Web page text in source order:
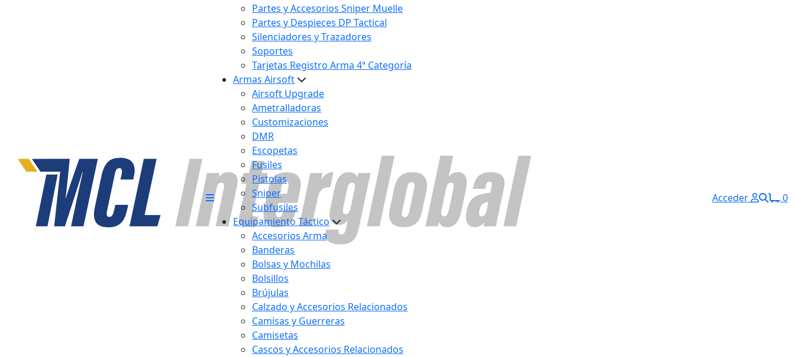
Partes y Accesorios Sniper Muelle
Partes y Despieces DP Tactical
Silenciadores y Trazadores
Soportes
Tarjetas Registro Arma 4ª Categoría
Armas Airsoft
Airsoft Upgrade
Ametralladoras
Customizaciones
DMR
Escopetas
Fusiles
Pistolas
Sniper
Subfusiles
Equipamiento Táctico
Accesorios Arma
Banderas
Bolsas y Mochilas
Bolsillos
Brújulas
Calzado y Accesorios Relacionados
Camisas y Guerreras
Camisetas
Cascos y Accesorios Relacionados
Acceder 0